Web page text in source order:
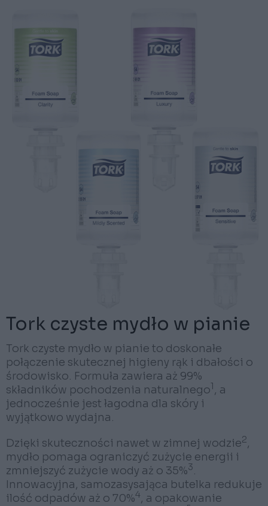
Tork czyste mydło w pianie
Tork czyste mydło w pianie to doskonałe
połączenie skutecznej higieny rąk i dbałości o
środowisko. Formuła zawiera aż 99%
składników pochodzenia naturalnego1 , a
jednocześnie jest łagodna dla skóry i
wyjątkowo wydajna.
Dzięki skuteczności nawet w zimnej wodzie2,
mydło pomaga ograniczyć zużycie energii i
zmniejszyć zużycie wody aż o 35%3.
Innowacyjna, samozasysająca butelka redukuje
ilość odpadów aż o 70%4, a opakowanie